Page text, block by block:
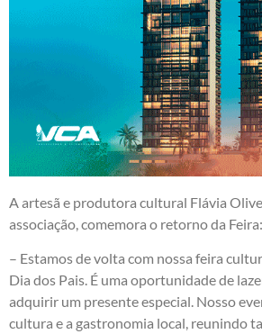
A artesã e produtora cultural Flávia
associação, comemora o retorno da Feira:
– Estamos de volta com nossa feira
Dia dos Pais. É uma oportunidade de
adquirir um presente especial. Nosso
cultura e a gastronomia local, reunindo